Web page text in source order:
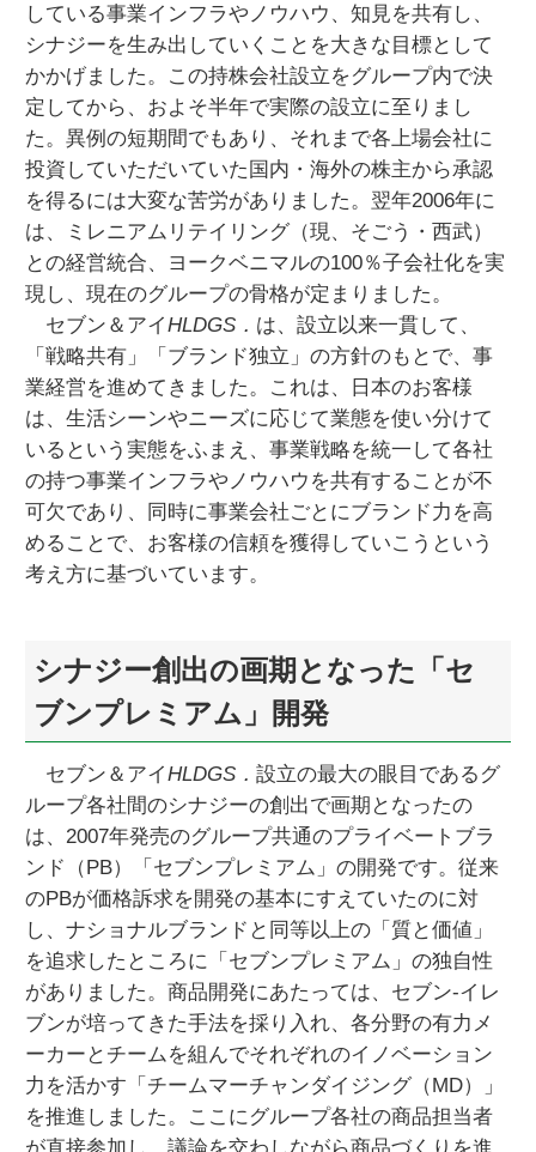
している事業インフラやノウハウ、知見を共有し、
シナジーを生み出していくことを大きな目標として
かかげました。この持株会社設立をグループ内で決
定してから、およそ半年で実際の設立に至りまし
た。異例の短期間でもあり、それまで各上場会社に
投資していただいていた国内・海外の株主から承認
を得るには大変な苦労がありました。翌年2006年に
は、ミレニアムリテイリング（現、そごう・西武）
との経営統合、ヨークベニマルの100％子会社化を実
現し、現在のグループの骨格が定まりました。
セブン＆アイHLDGS． は、設立以来一貫して、
「戦略共有」「ブランド独立」の方針のもとで、事
業経営を進めてきました。これは、日本のお客様
は、生活シーンやニーズに応じて業態を使い分けて
いるという実態をふまえ、事業戦略を統一して各社
の持つ事業インフラやノウハウを共有することが不
可欠であり、同時に事業会社ごとにブランド力を高
めることで、お客様の信頼を獲得していこうという
考え方に基づいています。
シナジー創出の画期となった「セ
ブンプレミアム」開発
セブン＆アイHLDGS． 設立の最大の眼目であるグ
ループ各社間のシナジーの創出で画期となったの
は、2007年発売のグループ共通のプライベートブラ
ンド（PB）「セブンプレミアム」の開発です。従来
のPBが価格訴求を開発の基本にすえていたのに対
し、ナショナルブランドと同等以上の「質と価値」
を追求したところに「セブンプレミアム」の独自性
がありました。商品開発にあたっては、セブン‐イレ
ブンが培ってきた手法を採り入れ、各分野の有力メ
ーカーとチームを組んでそれぞれのイノベーション
力を活かす「チームマーチャンダイジング（MD）」
を推進しました。ここにグループ各社の商品担当者